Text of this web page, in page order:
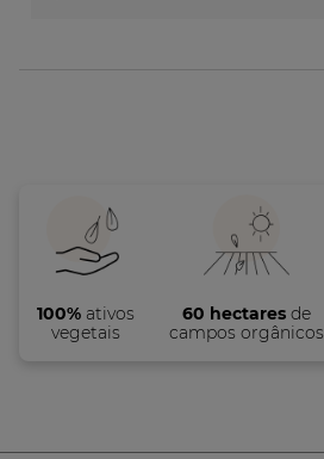
100%ativos
vegetais
60 hectares de
campos orgânicos